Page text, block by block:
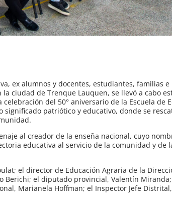
ex alumnos y docentes, estudiantes, familias
ciudad de Trenque Lauquen, se llevó a cabo
del 50° aniversario de la Escuela de
patriótico y educativo, donde se
al creador de la enseña nacional, cuyo
educativa al servicio de la comunidad y de
el director de Educación Agraria de la
Berichi; el diputado provincial, Valentín
Marianela Hoffman; el Inspector Jefe